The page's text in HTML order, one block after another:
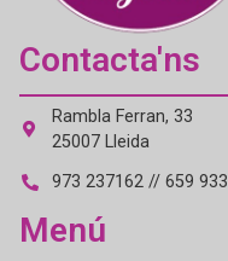
Contacta'ns
Rambla Ferran, 33
25007 Lleida
973 237162 // 659
Menú